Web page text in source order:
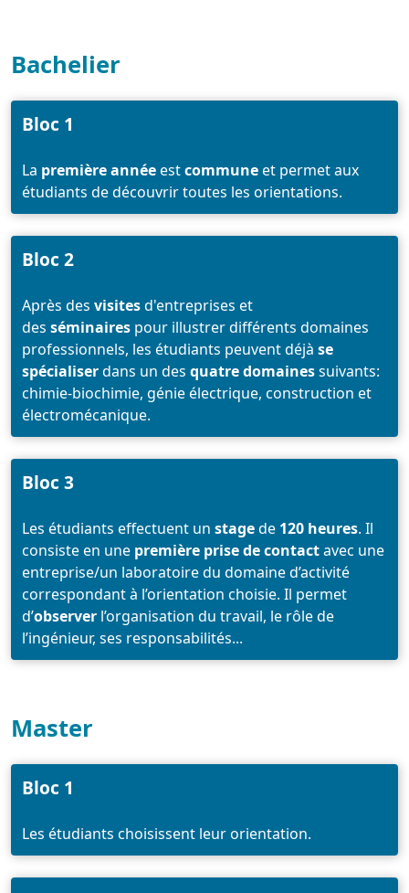
Bachelier
Bloc 1
La première annéeestcommuneet permet aux
étudiants de découvrir toutes les orientations.
Bloc 2
Après des visitesd'entreprises et
des séminaires pour illustrer différents domaines
professionnels, les étudiants peuvent déjà se
spécialiserdans un des quatre domainessuivants:
chimie-biochimie, génie électrique, construction et
électromécanique.
Bloc 3
Les étudiants effectuent un stagede 120 heures. Il
consiste en une première prise de contactavec une
entreprise/un laboratoire du domaine d’activité
correspondant à l’orientation choisie. Il permet
d’observer l’organisation du travail, le rôle de
l’ingénieur, ses responsabilités...
Master
Bloc 1
Les étudiants choisissent leur orientation.